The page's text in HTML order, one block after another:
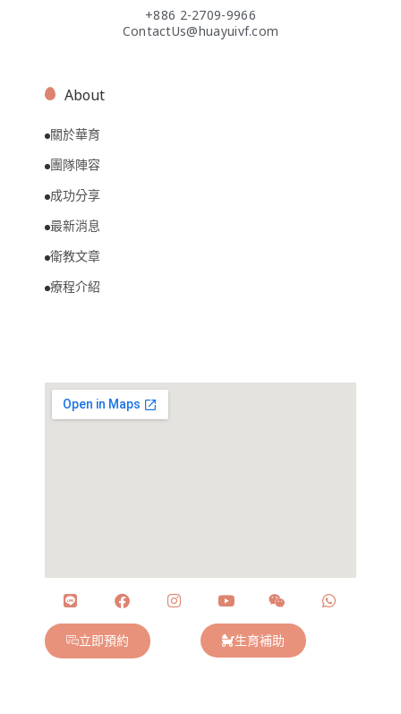
+886 2-2709-9966
ContactUs@huayuivf.com
About
關於華育
團隊陣容
成功分享
最新消息
衛教文章
療程介紹
立即預約 生育補助